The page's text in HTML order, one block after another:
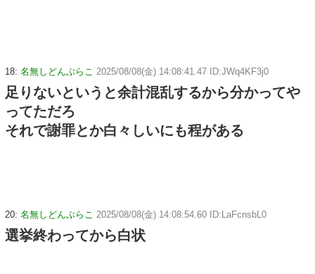
18: 名無しどんぶらこ 2025/08/08(金) 14:08:41.47 ID:JWq4KF3j0
足りないというと余計混乱するから分かってや
ってただろ
それで謝罪とか白々しいにも程がある
20: 名無しどんぶらこ 2025/08/08(金) 14:08:54.60 ID:LaFcnsbL0
選挙終わってから白状